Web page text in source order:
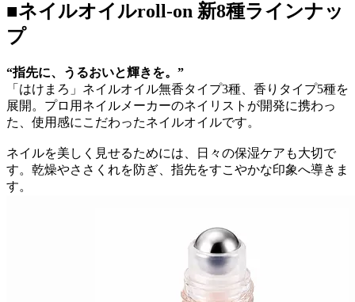
■ネイルオイルroll-on 新8種ラインナッ
プ
“指先に、うるおいと輝きを。”
「はけまろ」ネイルオイル無香タイプ3種、香りタイプ5種を
展開。プロ用ネイルメーカーのネイリストが開発に携わっ
た、使用感にこだわったネイルオイルです。
ネイルを美しく見せるためには、日々の保湿ケアも大切で
す。乾燥やささくれを防ぎ、指先をすこやかな印象へ導きま
す。